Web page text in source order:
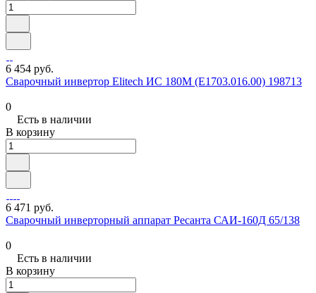
6 454 руб.
Сварочный инвертор Elitech ИС 180М (E1703.016.00) 198713
0
Есть в наличии
В корзину
6 471 руб.
Сварочный инверторный аппарат Ресанта САИ-160Д 65/138
0
Есть в наличии
В корзину